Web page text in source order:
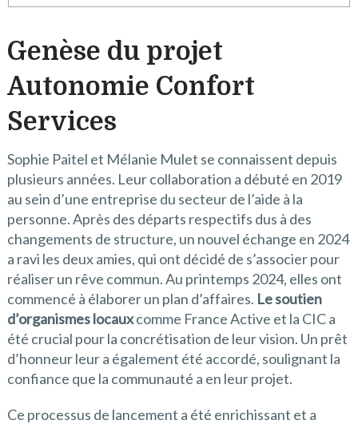
Genèse du projet
Autonomie Confort
Services
Sophie Paitel et Mélanie Mulet se connaissent depuis
plusieurs années. Leur collaboration a débuté en 2019
au sein d’une entreprise du secteur de l’aide à la
personne. Après des départs respectifs dus à des
changements de structure, un nouvel échange en 2024
a ravi les deux amies, qui ont décidé de s’associer pour
réaliser un rêve commun. Au printemps 2024, elles ont
commencé à élaborer un plan d’affaires. Le soutien
d’organismes locauxcomme France Active et la CIC a
été crucial pour la concrétisation de leur vision. Un prêt
d’honneur leur a également été accordé, soulignant la
confiance que la communauté a en leur projet.
Ce processus de lancement a été enrichissant et a